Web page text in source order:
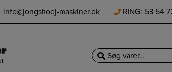
info@jongshoej-maskiner.dk RING: 58 54
Søg